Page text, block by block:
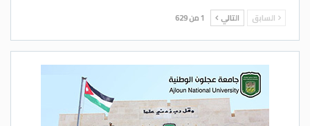
السابق التالي 1 من 629